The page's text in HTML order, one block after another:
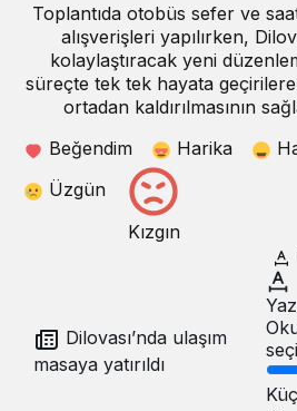
Toplantıda otobüs sefer ve
alışverişleri yapılırken,
kolaylaştıracak yeni
süreçte tek tek hayata geçirilerek
ortadan kaldırılmasının
Beğendim
Harika
Üzgün
Kızgın
Dilovası’nda ulaşım
masaya yatırıldı